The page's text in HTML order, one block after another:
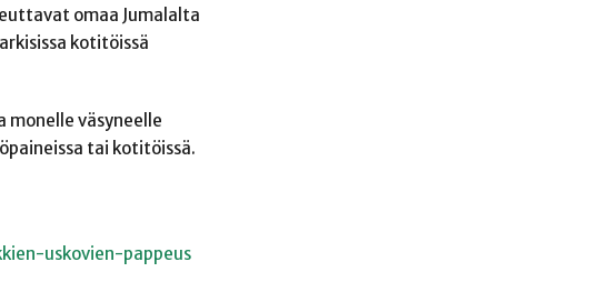
omaa Jumalalta
kotitöissä
monelle väsyneelle
tai kotitöissä.
uskovien-pappeus